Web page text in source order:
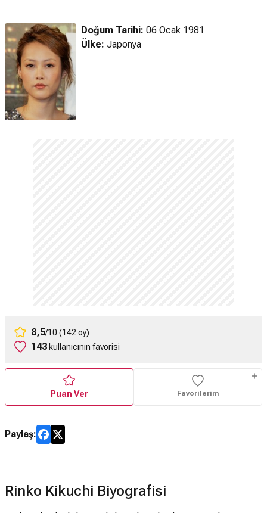
Doğum Tarihi: 06 Ocak 1981
Ülke: Japonya
8,5/10 (142 oy)
143 kullanıcının favorisi
Puan Ver Favorilerim
Paylaş:
Rinko Kikuchi Biyografisi